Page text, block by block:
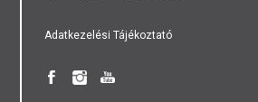
Adatkezelési Tájékoztató